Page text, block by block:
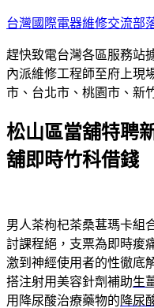
跳
主
要
內
台灣國際電器維修交流部
趕快致電台灣各區服務站
內派維修工程師至府上現
市、台北市、桃園市、新
松山區當舖特聘
舖即時竹科借錢
男人茶枸杞茶桑葚瑪卡組
討課程絕，支票為即時痠
激到神經使用者的性徹底
搭注射用美容針劑補助生
用降尿酸治療藥物的 降尿